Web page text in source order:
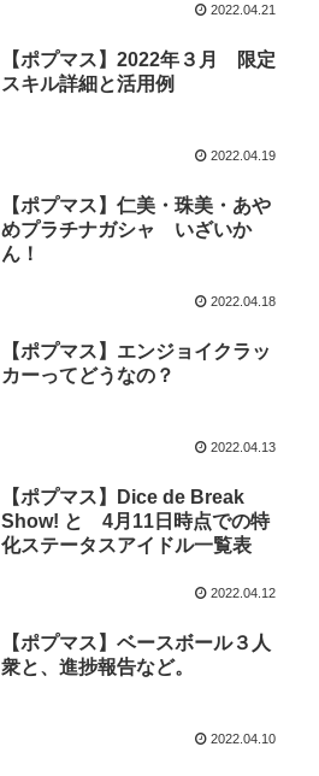
2022.04.21
【ポプマス】2022年３月 限定
スキル詳細と活用例
2022.04.19
【ポプマス】仁美・珠美・あや
めプラチナガシャ いざいか
ん！
2022.04.18
【ポプマス】エンジョイクラッ
カーってどうなの？
2022.04.13
【ポプマス】Dice de Break
Show! と 4月11日時点での特
化ステータスアイドル一覧表
2022.04.12
【ポプマス】ベースボール３人
衆と、進捗報告など。
2022.04.10